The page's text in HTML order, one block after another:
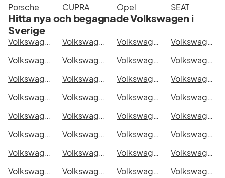
Porsche
CUPRA Opel SEAT
Hitta nya och begagnade Volkswagen i
Sverige
Volkswagen e-Crafter i Stockholm Volkswagen e-Crafter i Göteborg Volkswagen e-Crafter i Helsingborg
Volkswagen e-Crafter i Jönköping
Volkswagen e-Crafter i Malmö
Volkswagen e-Crafter i Örebro Volkswagen e-Crafter i Norrköping
Volkswagen e-Crafter i Linköping
Volkswagen e-Crafter i Uppsala
Volkswagen e-Crafter i Västerås Volkswagen e-Crafter i Halmstad
Volkswagen e-Crafter i Växjö
Volkswagen e-Crafter i Eskilstuna
Volkswagen e-Crafter i Kalmar Volkswagen e-Crafter i Karlskrona
Volkswagen e-Crafter i Karlstad
Volkswagen e-Crafter i Kristianstad
Volkswagen e-Crafter i Sundsvall Volkswagen e-Crafter i Umeå
Volkswagen e-Crafter i Varberg
Volkswagen e-Crafter i Borås
Volkswagen e-Crafter i Falkenberg Volkswagen e-Crafter i Gävle
Volkswagen e-Crafter i Luleå
Volkswagen e-Crafter i Lund
Volkswagen e-Crafter i Mönsterås Volkswagen e-Crafter i Uddevalla
Volkswagen e-Crafter i Västervik
Volkswagen e-Crafter i Ystad
Volkswagen e-Crafter i Östersund Volkswagen e-Crafter i Borlänge
Volkswagen e-Crafter i Kiruna